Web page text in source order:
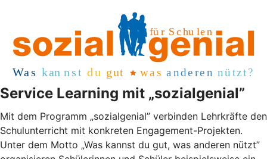
Service Learning mit „sozialgenial”
Mit dem Programm „sozialgenial” verbinden Lehrkräfte den
Schulunterricht mit konkreten Engagement-Projekten.
Unter dem Motto „Was kannst du gut, was anderen nützt”